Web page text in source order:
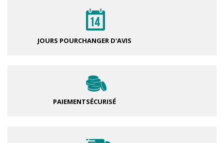
JOURS POURCHANGER D'AVIS
PAIEMENTSÉCURISÉ